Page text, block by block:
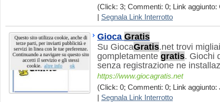
(Click: 3; Commenti: 0; Link aggiunto:
Segnala Link Interrotto
Gioca Gratis
Su GiocaGratis.net trovi
gompletamente gratis. Giochi
senza registrazione ne
https://www.giocagratis.net
(Click: 0; Commenti: 0; Link aggiunto:
Segnala Link Interrotto